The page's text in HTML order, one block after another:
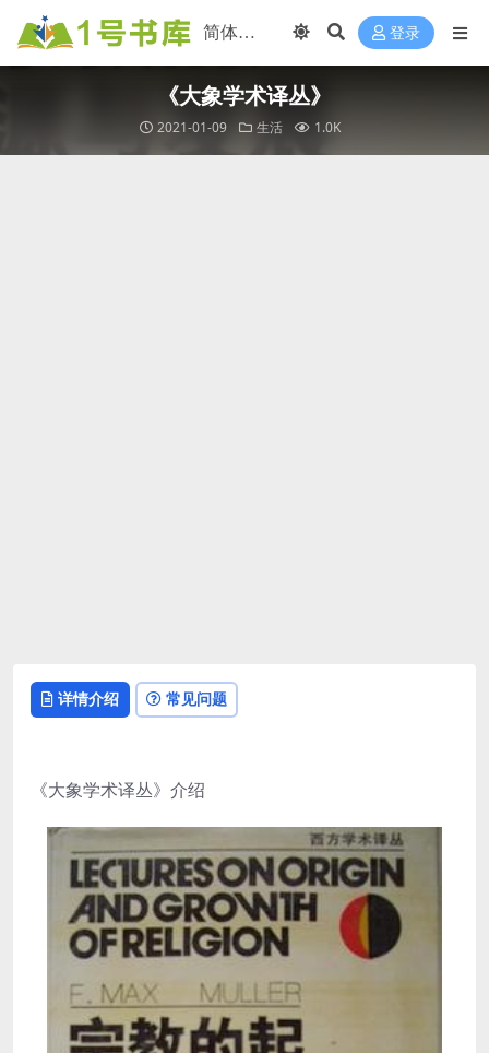
登录
《大象学术译丛》
2021-01-09 生活 1.0K
详情介绍 常见问题
《大象学术译丛》介绍